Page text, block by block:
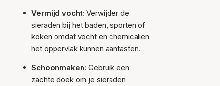
Vermijd vocht: Verwijder de
sieraden bij het baden, sporten of
koken omdat vocht en chemicaliën
het oppervlak kunnen aantasten.
Schoonmaken: Gebruik een
zachte doek om je sieraden